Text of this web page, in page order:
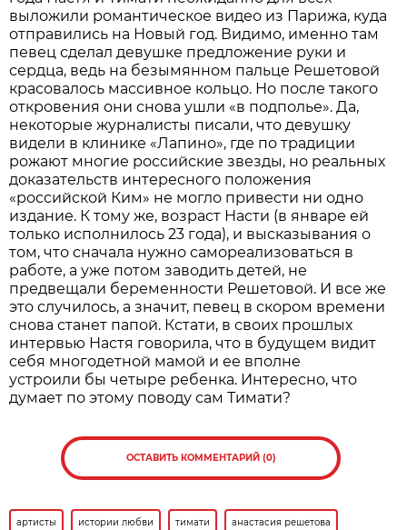
выложили романтическое видео из Парижа, куда
отправились на Новый год. Видимо, именно там
певец сделал девушке предложение руки и
сердца, ведь на безымянном пальце Решетовой
красовалось массивное кольцо. Но после такого
откровения они снова ушли «в подполье». Да,
некоторые журналисты писали, что девушку
видели в клинике «Лапино», где по традиции
рожают многие российские звезды, но реальных
доказательств интересного положения
«российской Ким» не могло привести ни одно
издание. К тому же, возраст Насти (в январе ей
только исполнилось 23 года), и высказывания о
том, что сначала нужно самореализоваться в
работе, а уже потом заводить детей, не
предвещали беременности Решетовой. И все же
это случилось, а значит, певец в скором времени
снова станет папой. Кстати, в своих прошлых
интервью Настя говорила, что в будущем видит
себя многодетной мамой и ее вполне
устроили бы четыре ребенка. Интересно, что
думает по этому поводу сам Тимати?
ОСТАВИТЬ КОММЕНТАРИЙ (0)
артисты истории любви тимати анастасия решетова